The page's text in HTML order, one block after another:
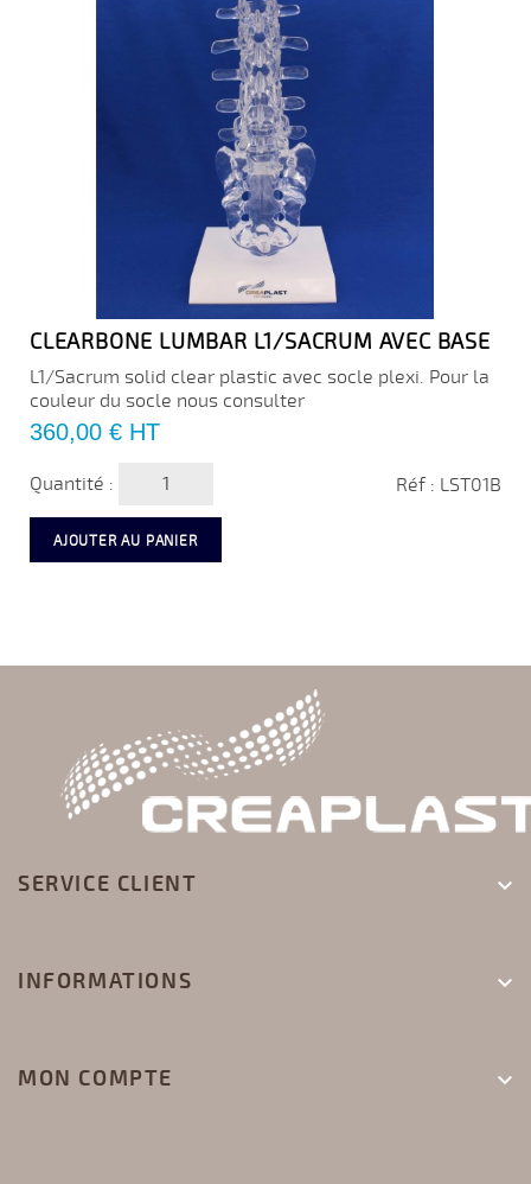
CLEARBONE LUMBAR L1/SACRUM AVEC BASE
L1/Sacrum solid clear plastic avec socle plexi. Pour la
couleur du socle nous consulter
Prix
360,00 € HT
Quantité : Réf : LST01B
AJOUTER AU PANIER
SERVICE CLIENT 
INFORMATIONS 
MON COMPTE 